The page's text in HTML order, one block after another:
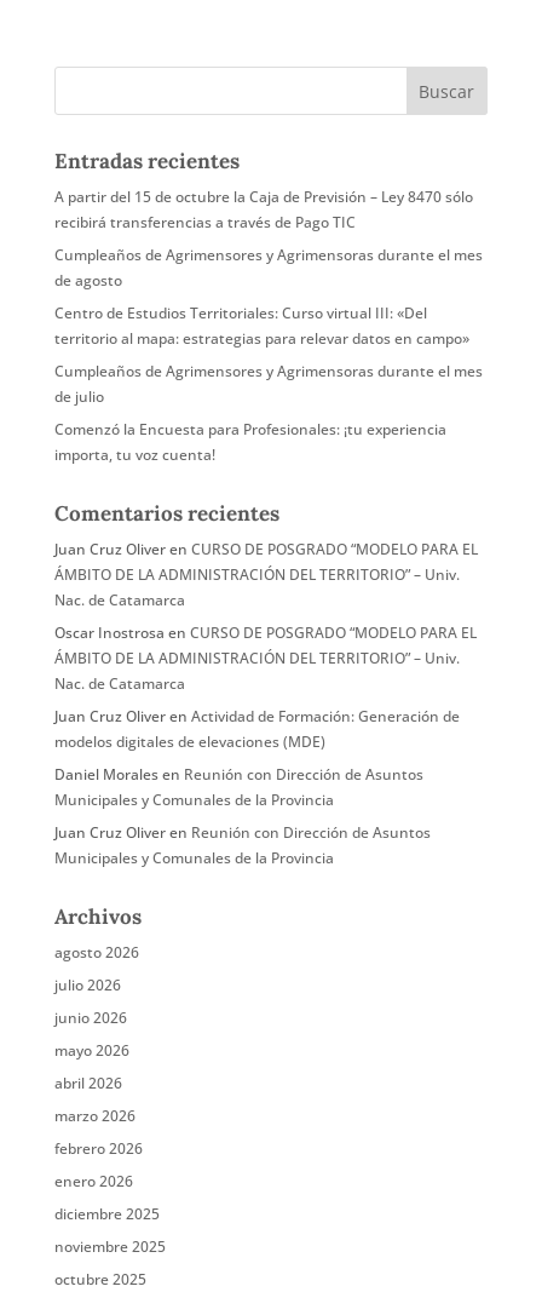
Entradas recientes
A partir del 15 de octubre la Caja de Previsión – Ley 8470 sólo
recibirá transferencias a través de Pago TIC
Cumpleaños de Agrimensores y Agrimensoras durante el mes
de agosto
Centro de Estudios Territoriales: Curso virtual III: «Del
territorio al mapa: estrategias para relevar datos en campo»
Cumpleaños de Agrimensores y Agrimensoras durante el mes
de julio
Comenzó la Encuesta para Profesionales: ¡tu experiencia
importa, tu voz cuenta!
Comentarios recientes
Juan Cruz Oliveren CURSO DE POSGRADO “MODELO PARA EL
ÁMBITO DE LA ADMINISTRACIÓN DEL TERRITORIO” – Univ.
Nac. de Catamarca
Oscar Inostrosa en CURSO DE POSGRADO “MODELO PARA EL
ÁMBITO DE LA ADMINISTRACIÓN DEL TERRITORIO” – Univ.
Nac. de Catamarca
Juan Cruz Oliveren Actividad de Formación: Generación de
modelos digitales de elevaciones (MDE)
Daniel Moralesen Reunión con Dirección de Asuntos
Municipales y Comunales de la Provincia
Juan Cruz Oliveren Reunión con Dirección de Asuntos
Municipales y Comunales de la Provincia
Archivos
agosto 2026
julio 2026
junio 2026
mayo 2026
abril 2026
marzo 2026
febrero 2026
enero 2026
diciembre 2025
noviembre 2025
octubre 2025